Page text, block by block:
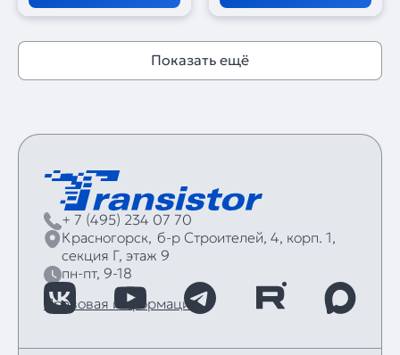
Показать ещё
+ 7 (495) 234 07 70
Красногорск, б‑р Строителей, 4, корп. 1,
секция Г, этаж 9
пн-пт, 9-18
Правовая информация